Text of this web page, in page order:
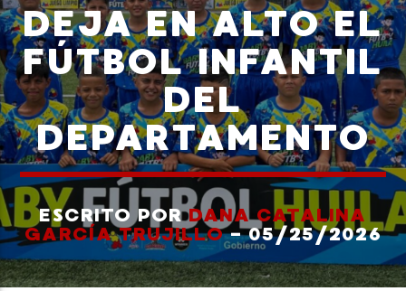
CANCIÓN ACTUAL
TÍTULO
ARTISTA
DEJA EN ALTO EL
FÚTBOL INFANTIL
DEL
DEPARTAMENTO
ESCRITO PORDANA CATALINA
GARCÍA TRUJILLO- 05/25/2026